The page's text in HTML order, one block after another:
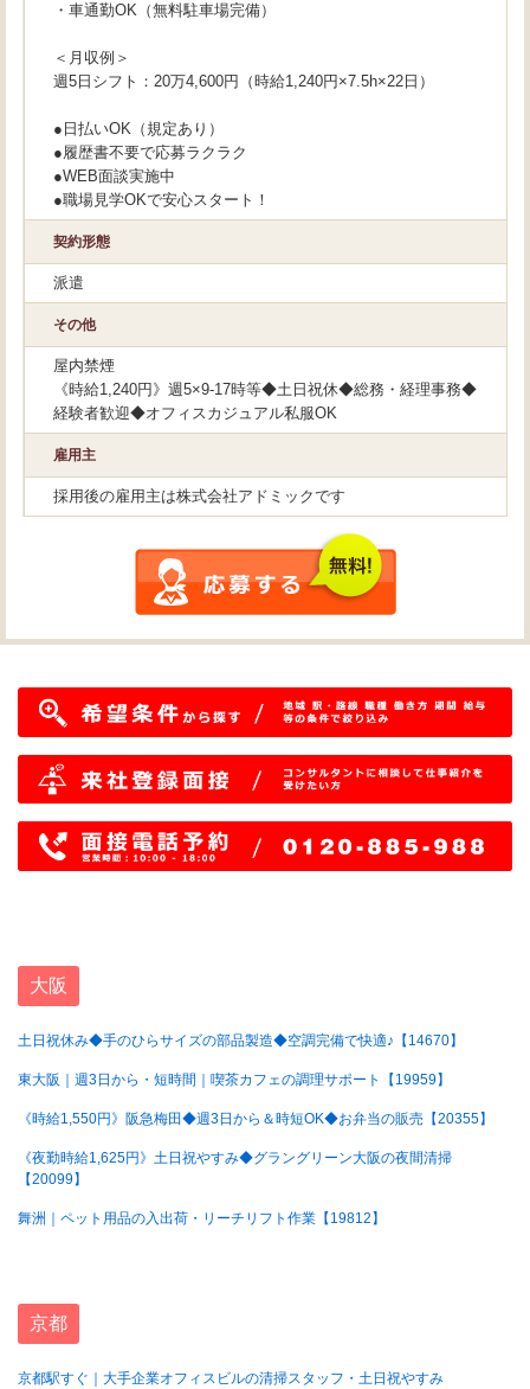
・車通勤OK（無料駐車場完備）
＜月収例＞
週5日シフト：20万4,600円（時給1,240円×7.5h×22日）
●日払いOK（規定あり）
●履歴書不要で応募ラクラク
●WEB面談実施中
●職場見学OKで安心スタート！
契約形態
派遣
その他
屋内禁煙
《時給1,240円》週5×9-17時等◆土日祝休◆総務・経理事務◆
経験者歓迎◆オフィスカジュアル私服OK
雇用主
採用後の雇用主は株式会社アドミックです
大阪
土日祝休み◆手のひらサイズの部品製造◆空調完備で快適♪【14670】
東大阪｜週3日から・短時間｜喫茶カフェの調理サポート【19959】
《時給1,550円》阪急梅田◆週3日から＆時短OK◆お弁当の販売【20355】
《夜勤時給1,625円》土日祝やすみ◆グラングリーン大阪の夜間清掃
【20099】
舞洲｜ペット用品の入出荷・リーチリフト作業【19812】
京都
京都駅すぐ｜大手企業オフィスビルの清掃スタッフ・土日祝やすみ